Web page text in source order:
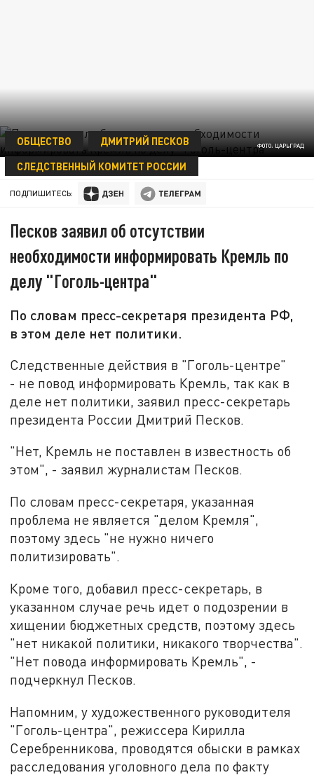
ФОТО: ЦАРЬГРАД
ОБЩЕСТВО
ДМИТРИЙ ПЕСКОВ
СЛЕДСТВЕННЫЙ КОМИТЕТ РОССИИ
23 МАЯ 15:13
ПОДПИШИТЕСЬ:
Песков заявил об отсутствии
необходимости информировать Кремль по
делу "Гоголь-центра"
По словам пресс-секретаря президента РФ,
в этом деле нет политики.
Следственные действия в "Гоголь-центре"
- не повод информировать Кремль, так как в
деле нет политики, заявил пресс-секретарь
президента России Дмитрий Песков.
"Нет, Кремль не поставлен в известность об
этом", - заявил журналистам Песков.
По словам пресс-секретаря, указанная
проблема не является "делом Кремля",
поэтому здесь "не нужно ничего
политизировать".
Кроме того, добавил пресс-секретарь, в
указанном случае речь идет о подозрении в
хищении бюджетных средств, поэтому здесь
"нет никакой политики, никакого творчества".
"Нет повода информировать Кремль", -
подчеркнул Песков.
Напомним, у художественного руководителя
"Гоголь-центра", режиссера Кирилла
Серебренникова, проводятся обыски в рамках
расследования уголовного дела по факту